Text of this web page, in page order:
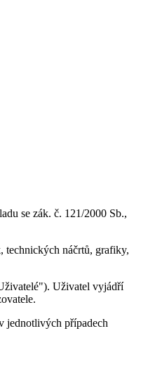
se zák. č. 121/2000 Sb.,
technických náčrtů, grafiky,
Uživatel vyjádří
jednotlivých případech